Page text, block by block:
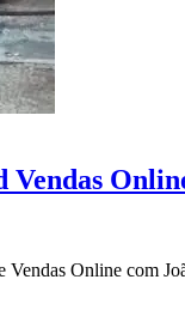
Online com